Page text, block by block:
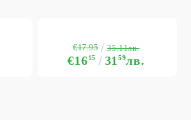
€1615 3159лв.
€17.95 35.11лв.